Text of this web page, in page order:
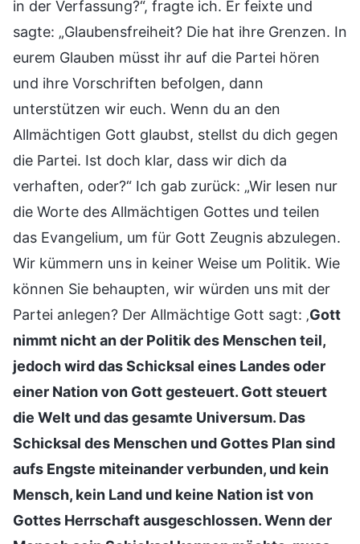
in der Verfassung?“, fragte ich. Er feixte und
sagte: „Glaubensfreiheit? Die hat ihre Grenzen. In
eurem Glauben müsst ihr auf die Partei hören
und ihre Vorschriften befolgen, dann
unterstützen wir euch. Wenn du an den
Allmächtigen Gott glaubst, stellst du dich gegen
die Partei. Ist doch klar, dass wir dich da
verhaften, oder?“ Ich gab zurück: „Wir lesen nur
die Worte des Allmächtigen Gottes und teilen
das Evangelium, um für Gott Zeugnis abzulegen.
Wir kümmern uns in keiner Weise um Politik. Wie
können Sie behaupten, wir würden uns mit der
Partei anlegen? Der Allmächtige Gott sagt: ‚Gott
nimmt nicht an der Politik des Menschen teil,
jedoch wird das Schicksal eines Landes oder
einer Nation von Gott gesteuert. Gott steuert
die Welt und das gesamte Universum. Das
Schicksal des Menschen und Gottes Plan sind
aufs Engste miteinander verbunden, und kein
Mensch, kein Land und keine Nation ist von
Gottes Herrschaft ausgeschlossen. Wenn der